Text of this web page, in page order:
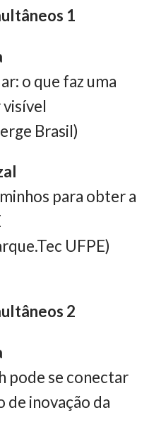
1
o que faz uma
Brasil)
para obter a
UFPE)
2
pode se conectar
inovação da